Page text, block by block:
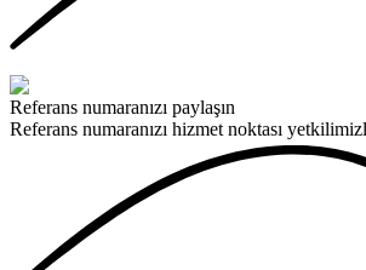
Referans numaranızı paylaşın
Referans numaranızı hizmet noktası